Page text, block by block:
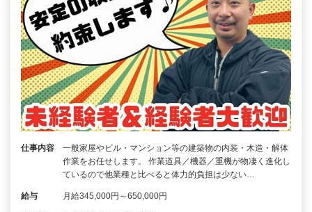
仕事内容
一般家屋やビル・マンション等の建築物の内装・木造・解体
作業をお任せします。 作業道具／機器／重機が物凄く進化し
ているので他業種と比べると体力的負担は少ない…
給与 月給345,000円～650,000円